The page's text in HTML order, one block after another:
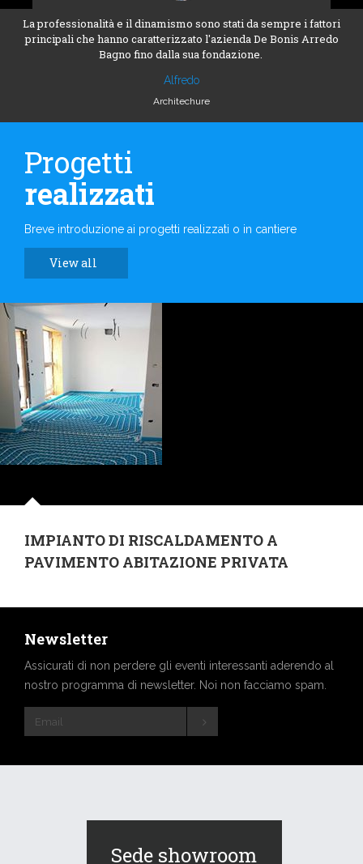
La professionalità e il dinamismo sono stati da sempre i fattori
principali che hanno caratterizzato l'azienda De Bonis Arredo
Bagno fino dalla sua fondazione.
Alfredo
Architechure
Progetti
realizzati
Breve introduzione ai progetti realizzati o in cantiere
View all
IMPIANTO DI RISCALDAMENTO A
PAVIMENTO ABITAZIONE PRIVATA
Newsletter
Assicurati di non perdere gli eventi interessanti aderendo al
nostro programma di newsletter. Noi non facciamo spam.
Sede showroom